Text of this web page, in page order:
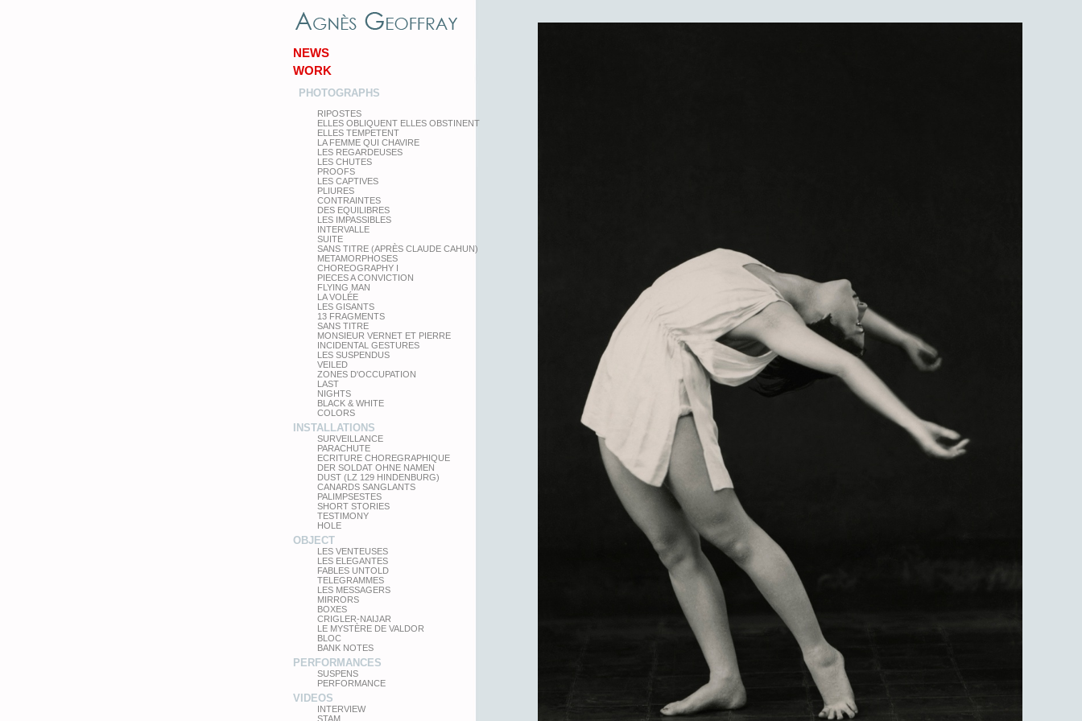
NEWS
WORK
PHOTOGRAPHS
RIPOSTES
ELLES OBLIQUENT ELLES OBSTINENT
ELLES TEMPETENT
LA FEMME QUI CHAVIRE
LES REGARDEUSES
LES CHUTES
PROOFS
LES CAPTIVES
PLIURES
CONTRAINTES
DES EQUILIBRES
LES IMPASSIBLES
INTERVALLE
SUITE
SANS TITRE (APRÈS CLAUDE CAHUN)
METAMORPHOSES
CHOREOGRAPHY I
PIECES A CONVICTION
FLYING MAN
LA VOLÉE
LES GISANTS
13 FRAGMENTS
SANS TITRE
MONSIEUR VERNET ET PIERRE
INCIDENTAL GESTURES
LES SUSPENDUS
VEILED
ZONES D'OCCUPATION
LAST
NIGHTS
BLACK & WHITE
COLORS
INSTALLATIONS
SURVEILLANCE
PARACHUTE
ECRITURE CHOREGRAPHIQUE
DER SOLDAT OHNE NAMEN
DUST (LZ 129 HINDENBURG)
CANARDS SANGLANTS
PALIMPSESTES
SHORT STORIES
TESTIMONY
HOLE
OBJECT
LES VENTEUSES
LES ELEGANTES
FABLES UNTOLD
TELEGRAMMES
LES MESSAGERS
MIRRORS
BOXES
CRIGLER-NAIJAR
LE MYSTÈRE DE VALDOR
BLOC
BANK NOTES
PERFORMANCES
SUSPENS
PERFORMANCE
VIDEOS
INTERVIEW
STAM